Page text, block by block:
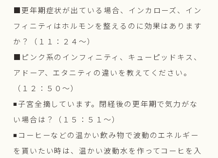
■更年期症状が出ている場合、インカローズ、イン
フィニティはホルモンを整えるのに効果はあります
か？（１１：２４〜）
■ピンク系のインフィニティ、キューピッドキス、
アドーア、エタニティの違いを教えてください。
（１２：５０〜）
◾️子宮全摘しています。閉経後の更年期で気力がな
い場合は？（１５：５１〜）
◾️コーヒーなどの温かい飲み物で波動のエネルギー
を貰いたい時は、温かい波動水を作ってコーヒを入